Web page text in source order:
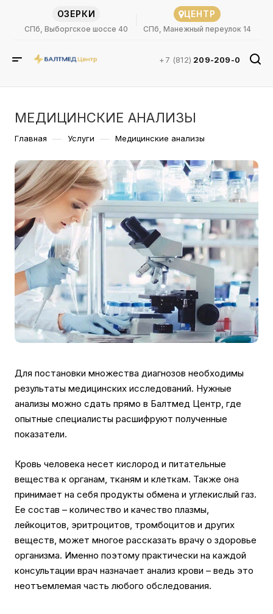
ОЗЕРКИ
СПб, Выборгское шоссе 40
ЦЕНТР
СПб, Манежный переулок 14
+7 (812) 209-209-0
МЕДИЦИНСКИЕ АНАЛИЗЫ
Главная — Услуги — Медицинские анализы
Для постановки множества диагнозов необходимы
результаты медицинских исследований. Нужные
анализы можно сдать прямо в Балтмед Центр, где
опытные специалисты расшифруют полученные
показатели.
Кровь человека несет кислород и питательные
вещества к органам, тканям и клеткам. Также она
принимает на себя продукты обмена и углекислый газ.
Ее состав – количество и качество плазмы,
лейкоцитов, эритроцитов, тромбоцитов и других
веществ, может многое рассказать врачу о здоровье
организма. Именно поэтому практически на каждой
консультации врач назначает анализ крови – ведь это
неотъемлемая часть любого обследования.